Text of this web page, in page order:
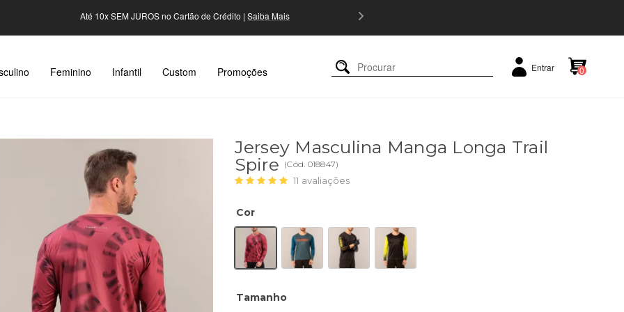
Até 10x SEM JUROS no Cartão de Crédito | Saiba Mais
Feminino Infantil Custom Promoções Entrar 0
Jersey Masculina Manga Longa Trail
Spire (Cód. 018847)
11 avaliações
Cor
Tamanho